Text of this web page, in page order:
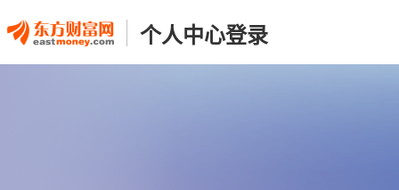
个人中心登录